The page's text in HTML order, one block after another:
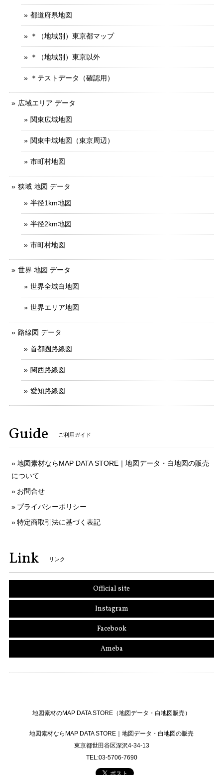
都道府県地図
＊（地域別）東京都マップ
＊（地域別）東京以外
＊テストデータ（確認用）
広域エリア データ
関東広域地図
関東中域地図（東京周辺）
市町村地図
狭域 地図 データ
半径1km地図
半径2km地図
市町村地図
世界 地図 データ
世界全域白地図
世界エリア地図
路線図 データ
首都圏路線図
関西路線図
愛知路線図
Guide ご利用ガイド
地図素材ならMAP DATA STORE｜地図データ・白地図の販売
について
お問合せ
プライバシーポリシー
特定商取引法に基づく表記
Link リンク
Official site
Instagram
Facebook
Ameba
地図素材のMAP DATA STORE（地図データ・白地図販売）
地図素材ならMAP DATA STORE｜地図データ・白地図の販売
東京都世田谷区深沢4-34-13
TEL:03-5706-7690